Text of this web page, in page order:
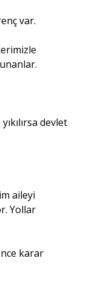
var.
devlet
aileyi
Yollar
karar